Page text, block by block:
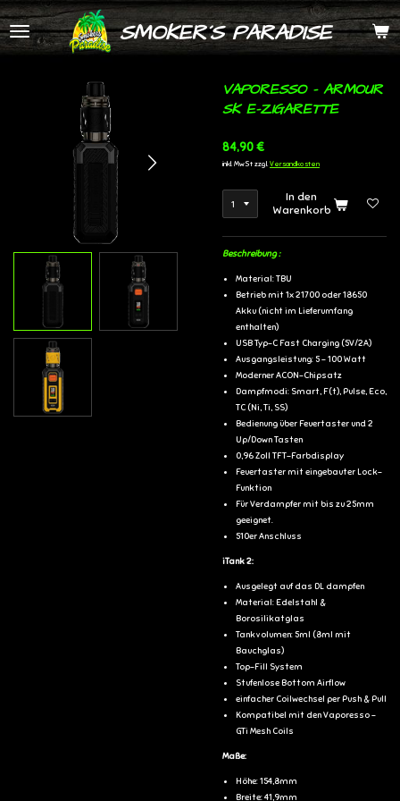
Zum
Hauptinhalt
springen
SMOKER´S PARADISE
VAPORESSO - ARMOUR
SK E-ZIGARETTE
84,90 €
inkl. MwSt zzgl. Versandkosten
In den
Warenkorb
Beschreibung :
Material: TBU
Betrieb mit 1x 21700 oder 18650
Akku (nicht im Lieferumfang
enthalten)
USB Typ-C Fast Charging (5V/2A)
Ausgangsleistung: 5 - 100 Watt
Moderner ACON-Chipsatz
Dampfmodi: Smart, F(t), Pulse, Eco,
TC (Ni, Ti, SS)
Bedienung über Feuertaster und 2
Up/Down Tasten
0,96 Zoll TFT-Farbdisplay
Feuertaster mit eingebauter Lock-
Funktion
Für Verdampfer mit bis zu 25mm
geeignet.
510er Anschluss
iTank 2:
Ausgelegt auf das DL dampfen
Material: Edelstahl &
Borosilikatglas
Tankvolumen: 5ml (8ml mit
Bauchglas)
Top-Fill System
Stufenlose Bottom Airflow
einfacher Coilwechsel per Push & Pull
Kompatibel mit den Vaporesso -
GTi Mesh Coils
Maße:
Höhe: 154,8mm
Breite: 41,9mm